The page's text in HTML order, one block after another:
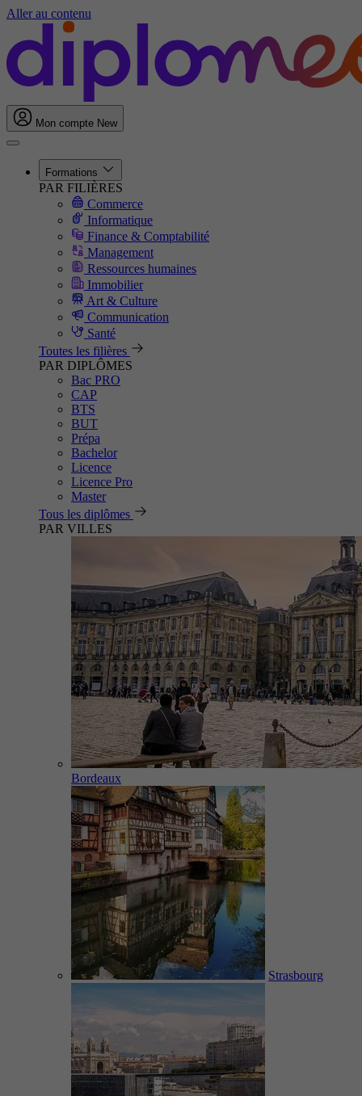
Aller au contenu
Mon compte New
Formations
PAR FILIÈRES
Commerce
Informatique
Finance & Comptabilité
Management
Ressources humaines
Immobilier
Art & Culture
Communication
Santé
Toutes les filières
PAR DIPLÔMES
Bac PRO
CAP
BTS
BUT
Prépa
Bachelor
Licence
Licence Pro
Master
Tous les diplômes
PAR VILLES
Bordeaux
Strasbourg